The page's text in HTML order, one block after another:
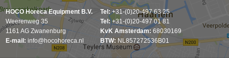
HOCO Horeca Equipment B.V.
Weerenweg 35
1161 AG Zwanenburg
E-mail: info@hocohoreca.nl
Tel: +31-(0)20-497 63 25
Tel:+31-(0)20-497 01 81
KvK Amsterdam: 68030169
BTW: NL857272536B01